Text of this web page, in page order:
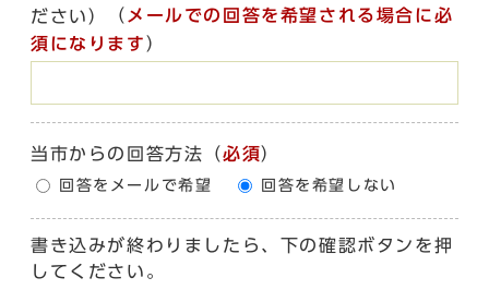
ださい）
（ メールでの回答を希望される場合に必
須になります ）
当市からの回答方法 （必須）
回答をメールで希望 回答を希望しない
書き込みが終わりましたら、下の確認ボタンを押
してください。